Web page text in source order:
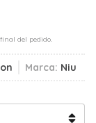
del pedido.
Marca: Niu